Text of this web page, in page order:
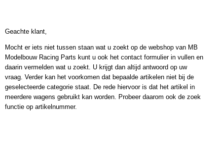
Geachte klant,
Mocht er iets niet tussen staan wat u zoekt op de webshop van MB
Modelbouw Racing Parts kunt u ook het contact formulier in vullen en
daarin vermelden wat u zoekt. U krijgt dan altijd antwoord op uw
vraag. Verder kan het voorkomen dat bepaalde artikelen niet bij de
geselecteerde categorie staat. De rede hiervoor is dat het artikel in
meerdere wagens gebruikt kan worden. Probeer daarom ook de zoek
functie op artikelnummer.